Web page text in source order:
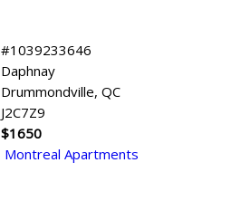
#1039233646
Daphnay
Drummondville, QC
J2C7Z9
$1650
Montreal Apartments